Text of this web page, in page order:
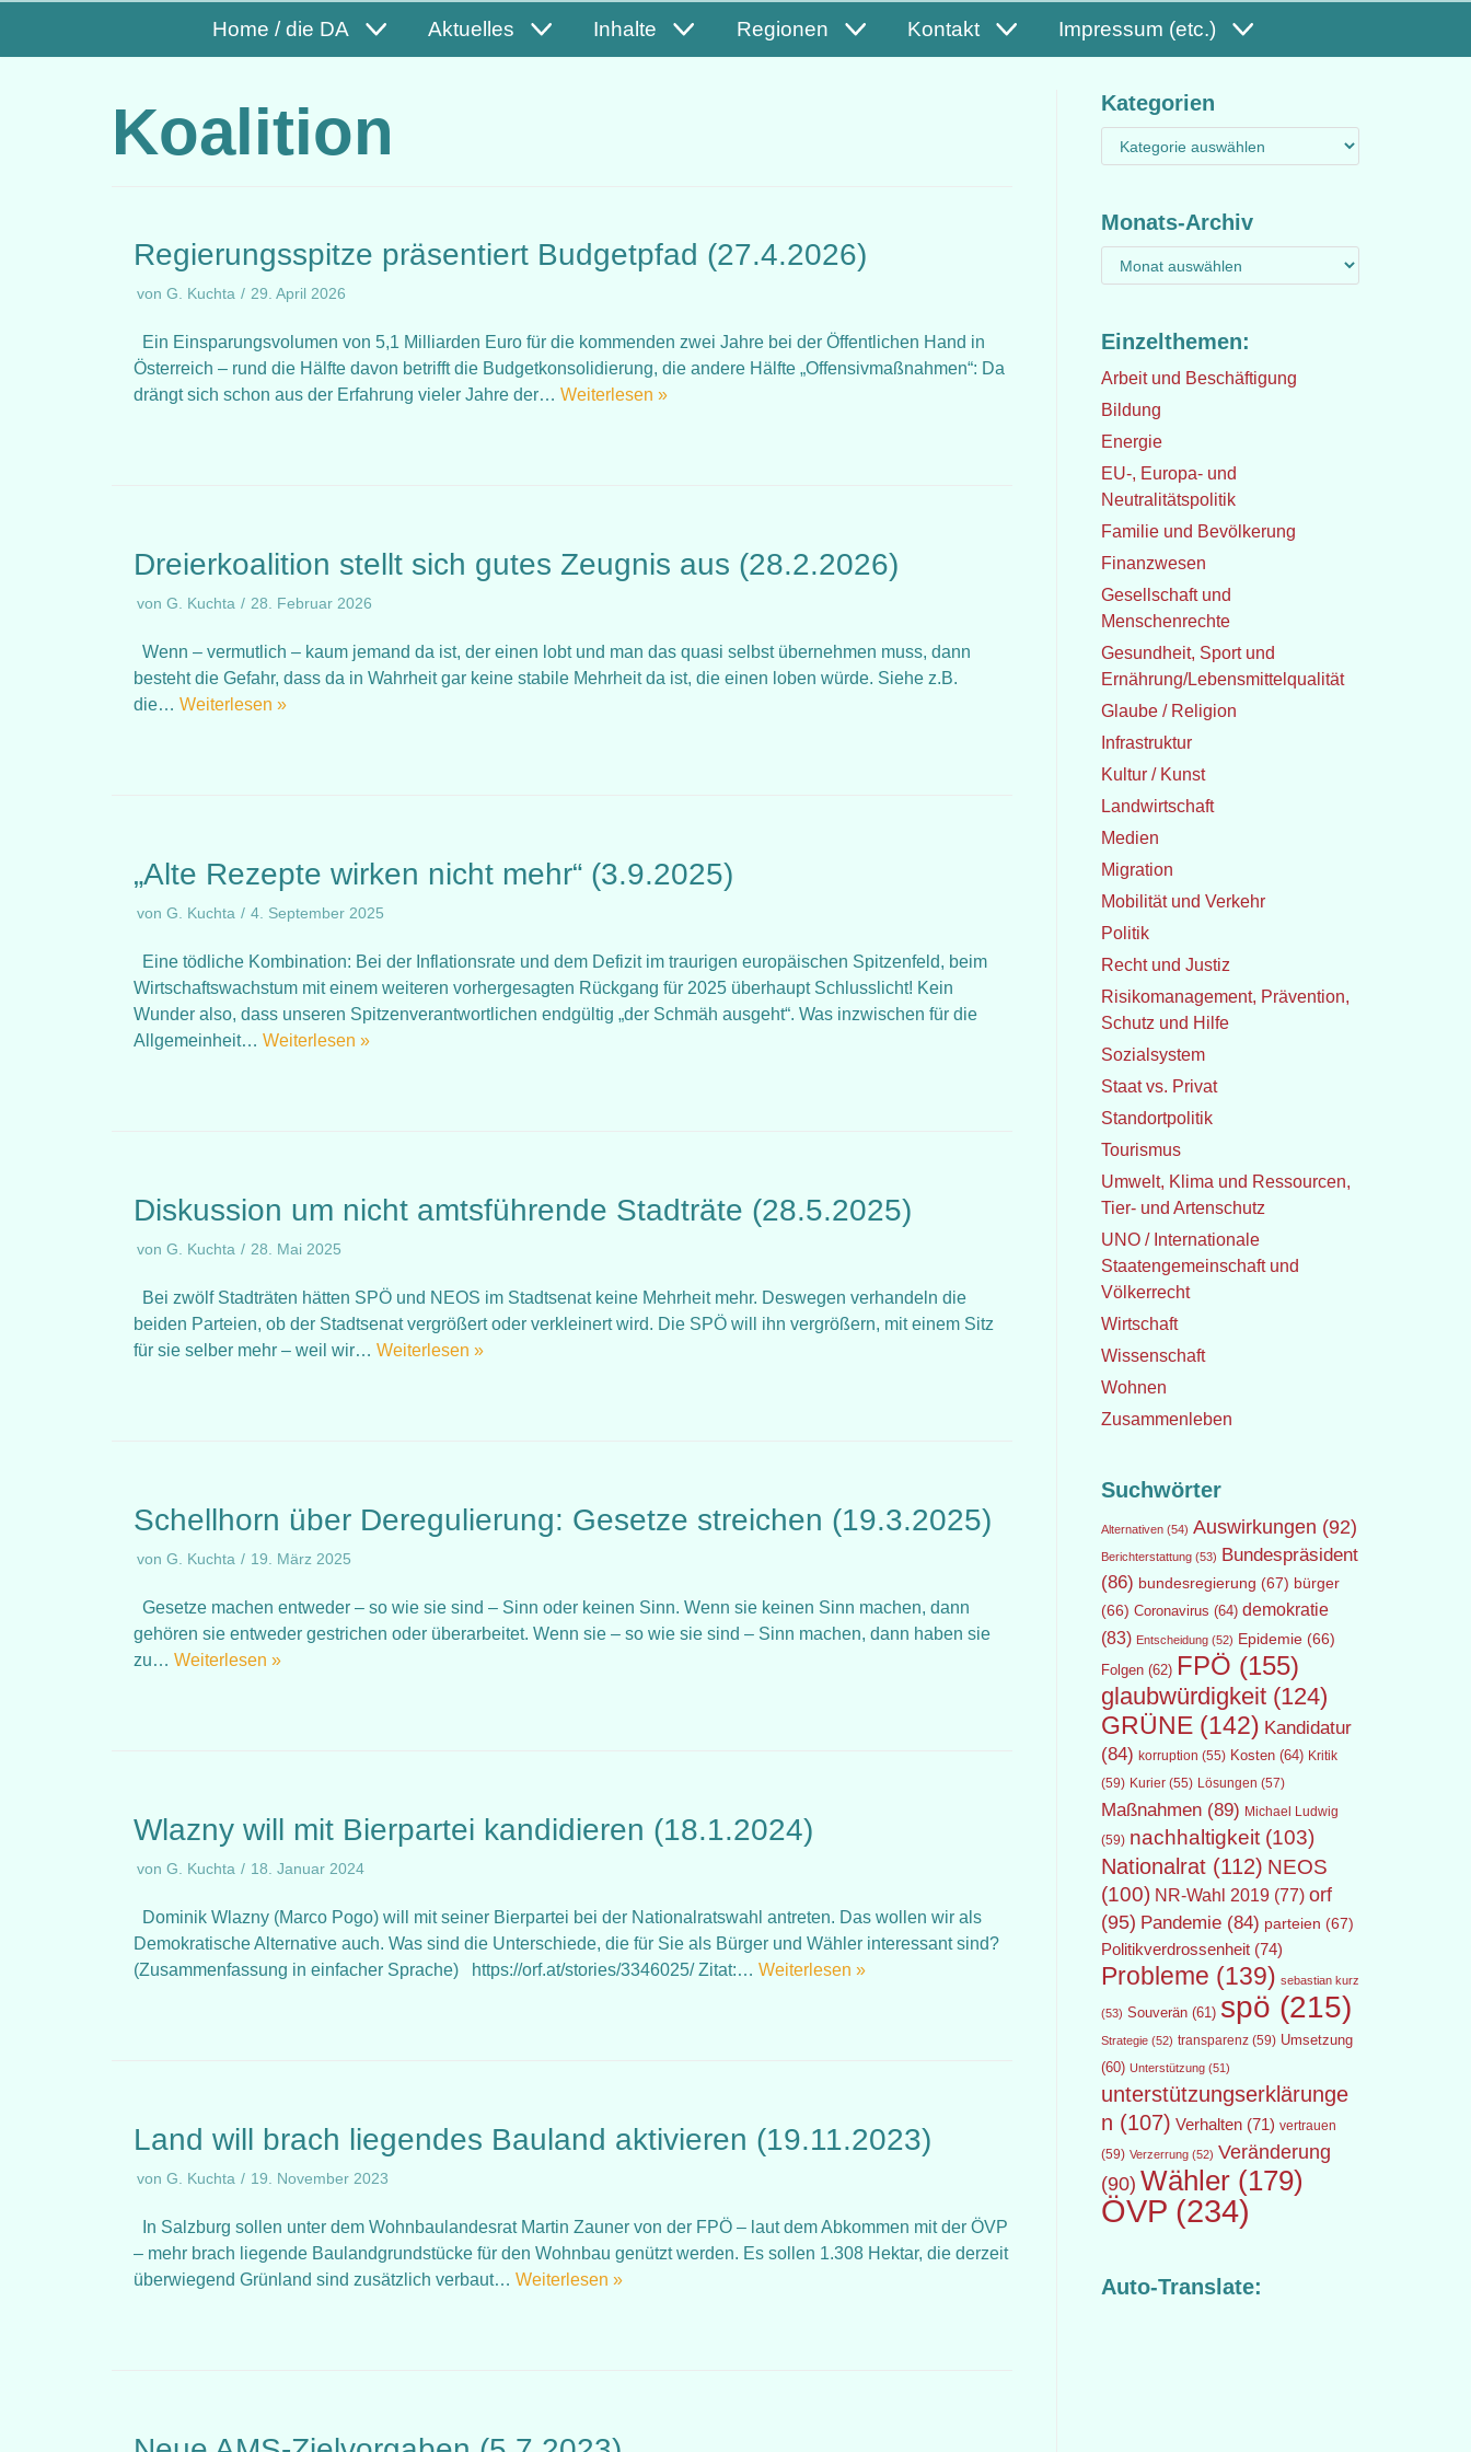
Home / die DA Aktuelles Inhalte Regionen Kontakt Impressum (etc.)
Koalition
Regierungsspitze präsentiert Budgetpfad (27.4.2026)
von G. Kuchta 29. April 2026
Ein Einsparungsvolumen von 5,1 Milliarden Euro für die kommenden zwei Jahre bei der Öffentlichen Hand in
Österreich – rund die Hälfte davon betrifft die Budgetkonsolidierung, die andere Hälfte „Offensivmaßnahmen“: Da
drängt sich schon aus der Erfahrung vieler Jahre der… Weiterlesen »
Dreierkoalition stellt sich gutes Zeugnis aus (28.2.2026)
von G. Kuchta 28. Februar 2026
Wenn – vermutlich – kaum jemand da ist, der einen lobt und man das quasi selbst übernehmen muss, dann
besteht die Gefahr, dass da in Wahrheit gar keine stabile Mehrheit da ist, die einen loben würde. Siehe z.B.
die… Weiterlesen »
„Alte Rezepte wirken nicht mehr“ (3.9.2025)
von G. Kuchta 4. September 2025
Eine tödliche Kombination: Bei der Inflationsrate und dem Defizit im traurigen europäischen Spitzenfeld, beim
Wirtschaftswachstum mit einem weiteren vorhergesagten Rückgang für 2025 überhaupt Schlusslicht! Kein
Wunder also, dass unseren Spitzenverantwortlichen endgültig „der Schmäh ausgeht“. Was inzwischen für die
Allgemeinheit… Weiterlesen »
Diskussion um nicht amtsführende Stadträte (28.5.2025)
von G. Kuchta 28. Mai 2025
Bei zwölf Stadträten hätten SPÖ und NEOS im Stadtsenat keine Mehrheit mehr. Deswegen verhandeln die
beiden Parteien, ob der Stadtsenat vergrößert oder verkleinert wird. Die SPÖ will ihn vergrößern, mit einem Sitz
für sie selber mehr – weil wir… Weiterlesen »
Schellhorn über Deregulierung: Gesetze streichen (19.3.2025)
von G. Kuchta 19. März 2025
Gesetze machen entweder – so wie sie sind – Sinn oder keinen Sinn. Wenn sie keinen Sinn machen, dann
gehören sie entweder gestrichen oder überarbeitet. Wenn sie – so wie sie sind – Sinn machen, dann haben sie
zu… Weiterlesen »
Wlazny will mit Bierpartei kandidieren (18.1.2024)
von G. Kuchta 18. Januar 2024
Dominik Wlazny (Marco Pogo) will mit seiner Bierpartei bei der Nationalratswahl antreten. Das wollen wir als
Demokratische Alternative auch. Was sind die Unterschiede, die für Sie als Bürger und Wähler interessant sind?
(Zusammenfassung in einfacher Sprache) https://orf.at/stories/3346025/ Zitat:… Weiterlesen »
Land will brach liegendes Bauland aktivieren (19.11.2023)
von G. Kuchta 19. November 2023
In Salzburg sollen unter dem Wohnbaulandesrat Martin Zauner von der FPÖ – laut dem Abkommen mit der ÖVP
– mehr brach liegende Baulandgrundstücke für den Wohnbau genützt werden. Es sollen 1.308 Hektar, die derzeit
überwiegend Grünland sind zusätzlich verbaut… Weiterlesen »
Kategorien
Monats-Archiv
Einzelthemen:
Arbeit und Beschäftigung
Bildung
Energie
EU-, Europa- und
Neutralitätspolitik
Familie und Bevölkerung
Finanzwesen
Gesellschaft und
Menschenrechte
Gesundheit, Sport und
Ernährung/Lebensmittelqualität
Glaube / Religion
Infrastruktur
Kultur / Kunst
Landwirtschaft
Medien
Migration
Mobilität und Verkehr
Politik
Recht und Justiz
Risikomanagement, Prävention,
Schutz und Hilfe
Sozialsystem
Staat vs. Privat
Standortpolitik
Tourismus
Umwelt, Klima und Ressourcen,
Tier- und Artenschutz
UNO / Internationale
Staatengemeinschaft und
Völkerrecht
Wirtschaft
Wissenschaft
Wohnen
Zusammenleben
Suchwörter
Alternativen(54) Auswirkungen (92)
Berichterstattung(53) Bundespräsident
(86) bundesregierung (67) bürger
(66) Coronavirus (64) demokratie
(83) Entscheidung(52) Epidemie(66)
Folgen(62) FPÖ (155)
glaubwürdigkeit(124)
GRÜNE(142) Kandidatur
(84) korruption (55) Kosten(64) Kritik
(59) Kurier(55) Lösungen (57)
Maßnahmen(89) Michael Ludwig
(59) nachhaltigkeit(103)
Nationalrat(112) NEOS
(100) NR-Wahl 2019(77) orf
(95) Pandemie(84) parteien (67)
Politikverdrossenheit(74)
Probleme (139) sebastian kurz
(53) Souverän(61) spö (215)
Strategie(52) transparenz(59) Umsetzung
(60) Unterstützung(51)
unterstützungserklärunge
n (107) Verhalten(71) vertrauen
(59) Verzerrung(52) Veränderung
(90) Wähler(179)
ÖVP(234)
Auto-Translate: